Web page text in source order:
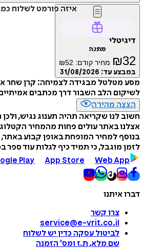
איזה פורמט לשלוח
דיגיטלי
מתנה
₪32 מחיר קודם: ₪52
במבצע עד: 31/08/2026
מסע מטלטל מבגידה לצמיחה: קרן שחר
לשיקום הלב השבור דרך מכתבים
הצצה מהירה
חשוב לנו שקריאה תהיה תענוג נגיש,
אצלנו באתר עולים פחות מהמחיר
בנוסף למחיר המופחת באופן קבוע
לזמן מוגבל, כי תמיד כיף לגלות עוד ספר
Play
App Store Web App
דברו איתנו
צרו קשר
service@e-vrit.co.il
לביטול עסקה כדין יש לשלוח
שם מלא, ת.ז ומס' הזמנה